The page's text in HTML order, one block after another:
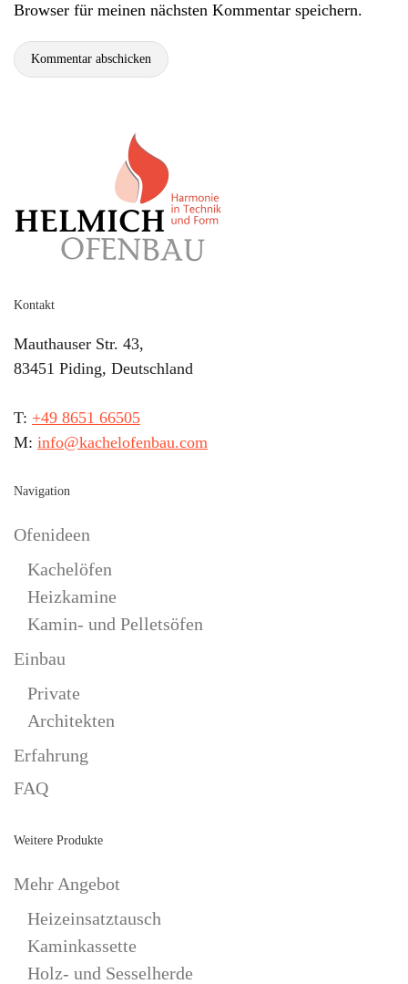
Browser für meinen nächsten Kommentar speichern.
Kommentar abschicken
Kontakt
Mauthauser Str. 43,
83451 Piding, Deutschland
T: +49 8651 66505
M: info@kachelofenbau.com
Navigation
Ofenideen
Kachelöfen
Heizkamine
Kamin- und Pelletsöfen
Einbau
Private
Architekten
Erfahrung
FAQ
Weitere Produkte
Mehr Angebot
Heizeinsatztausch
Kaminkassette
Holz- und Sesselherde